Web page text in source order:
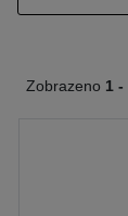
Zobrazeno 1 -